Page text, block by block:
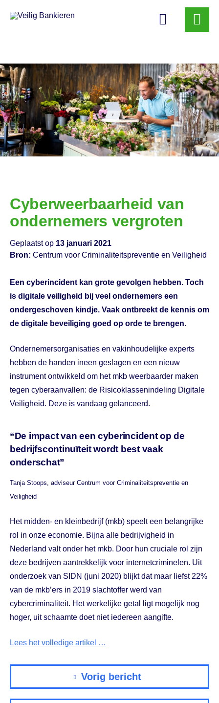
Veilig
Bankieren
Cyberweerbaarheid van
ondernemers vergroten
Geplaatst op 13 januari 2021
Bron: Centrum voor Criminaliteitspreventie en Veiligheid
Een cyberincident kan grote gevolgen hebben. Toch
is digitale veiligheid bij veel ondernemers een
ondergeschoven kindje. Vaak ontbreekt de kennis om
de digitale beveiliging goed op orde te brengen.
Ondernemersorganisaties en vakinhoudelijke experts
hebben de handen ineen geslagen en een nieuw
instrument ontwikkeld om het mkb weerbaarder maken
tegen cyberaanvallen: de Risicoklassenindeling Digitale
Veiligheid. Deze is vandaag gelanceerd.
“De impact van een cyberincident op de
bedrijfscontinuïteit wordt best vaak
onderschat”
Tanja Stoops, adviseur Centrum voor Criminaliteitspreventie en
Veiligheid
Het midden- en kleinbedrijf (mkb) speelt een belangrijke
rol in onze economie. Bijna alle bedrijvigheid in
Nederland valt onder het mkb. Door hun cruciale rol zijn
deze bedrijven aantrekkelijk voor internetcriminelen. Uit
onderzoek van SIDN (juni 2020) blijkt dat maar liefst 22%
van de mkb’ers in 2019 slachtoffer werd van
cybercriminaliteit. Het werkelijke getal ligt mogelijk nog
hoger, uit schaamte doet niet iedereen aangifte.
Lees het volledige artikel …
Vorig bericht